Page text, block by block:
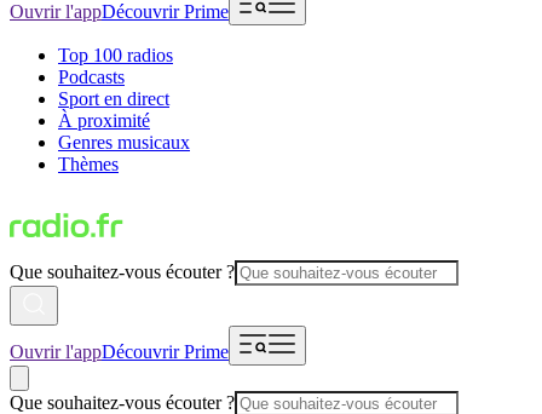
Ouvrir l'appDécouvrir Prime
Top 100 radios
Podcasts
Sport en direct
À proximité
Genres musicaux
Thèmes
Que souhaitez-vous écouter ?
Ouvrir l'appDécouvrir Prime
Que souhaitez-vous écouter ?